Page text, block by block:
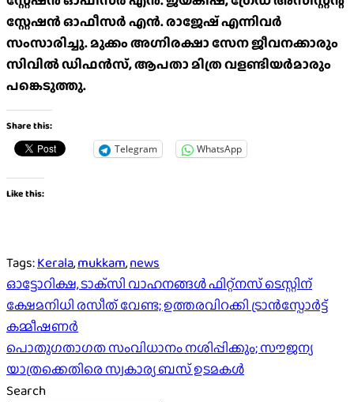
സ്റ്റേഷൻ ഓഫീസർ എൻ. രാജേഷ് എന്നിവർ
സംസാരിച്ചു. മുക്കം അഗ്നിരക്ഷാ സേന ജീവനക്കാരും
സിവിൽ ഡിഫൻസ്, ആപതാ മിത്ര വളണ്ടിയർമാരും
പങ്കെടുത്തു.
Share this:
Telegram WhatsApp
Like this:
Tags:Kerala,mukkam,news
Post
navigation
ഓട്ടോറിക്ഷ, ടാക്‌സി വാഹനങ്ങൾ ഫിറ്റ്നസ് ടെസ്റ്റിന്
ക്ഷേമനിധി രസീത് വേണ്ട; ഉത്തരവിറക്കി ട്രാൻസ്പോർട്ട്
കമ്മീഷണർ
പൊതുഗതാഗത സംവിധാനം നശിപ്പിക്കും; സൗജന്യ
യാത്രക്കെതിരെ സ്വകാര്യ ബസ് ഉടമകള്‍
Search